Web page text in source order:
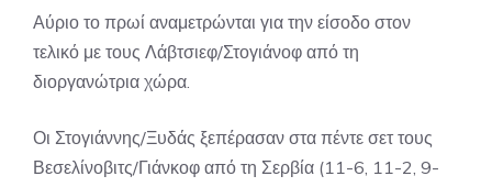
Αύριο το πρωί αναμετρώνται για την είσοδο στον
τελικό με τους Λάβτσιεφ/Στογιάνοφ από τη
διοργανώτρια χώρα.
Οι Στογιάννης/Ξυδάς ξεπέρασαν στα πέντε σετ τους
Βεσελίνοβιτς/Γιάνκοφ από τη Σερβία (11-6, 11-2, 9-